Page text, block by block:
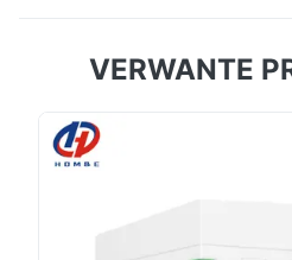
CAK4085 CNC draaibank De
van de traditionele CAK-
bewerkingsnauwkeurigheid,
VERWANTE